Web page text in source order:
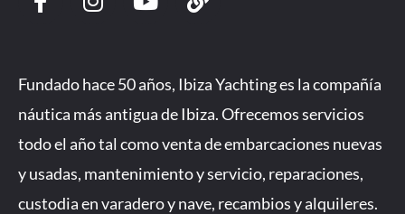
a
b
o
o
k
-
f
n
a
g
r
a
m
o
u
e
i
Fundado hace 50 años, Ibiza Yachting es la compañía
náutica más antigua de Ibiza. Ofrecemos servicios
todo el año tal como venta de embarcaciones nuevas
y usadas, mantenimiento y servicio, reparaciones,
custodia en varadero y nave, recambios y alquileres.